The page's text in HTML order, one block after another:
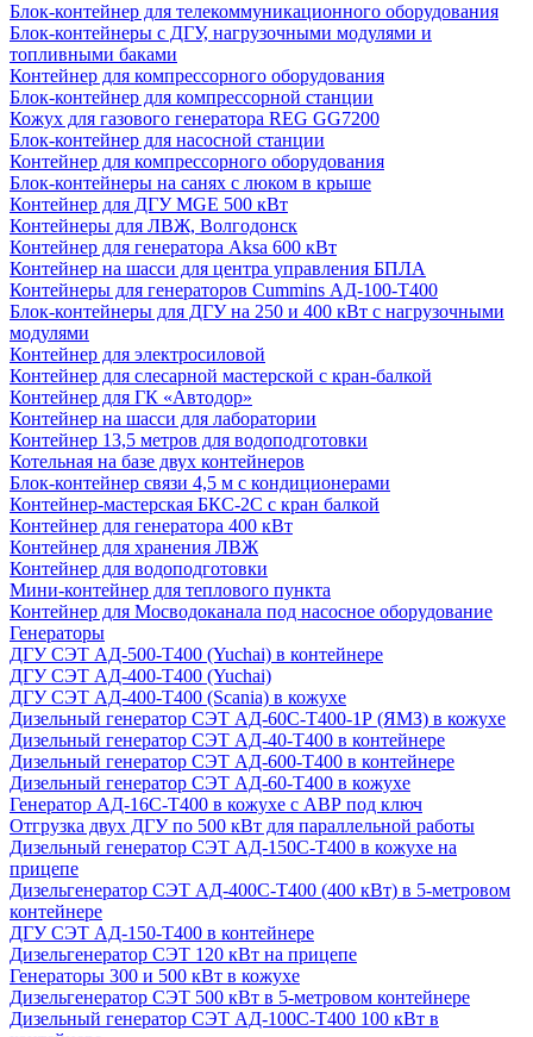
Блок-контейнер для телекоммуникационного оборудования
Блок-контейнеры с ДГУ, нагрузочными модулями и
топливными баками
Контейнер для компрессорного оборудования
Блок-контейнер для компрессорной станции
Кожух для газового генератора REG GG7200
Блок-контейнер для насосной станции
Контейнер для компрессорного оборудования
Блок-контейнеры на санях с люком в крыше
Контейнер для ДГУ MGE 500 кВт
Контейнеры для ЛВЖ, Волгодонск
Контейнер для генератора Aksa 600 кВт
Контейнер на шасси для центра управления БПЛА
Контейнеры для генераторов Cummins АД-100-Т400
Блок-контейнеры для ДГУ на 250 и 400 кВт с нагрузочными
модулями
Контейнер для электросиловой
Контейнер для слесарной мастерской с кран-балкой
Контейнер для ГК «Автодор»
Контейнер на шасси для лаборатории
Контейнер 13,5 метров для водоподготовки
Котельная на базе двух контейнеров
Блок-контейнер связи 4,5 м с кондиционерами
Контейнер-мастерская БКС-2С с кран балкой
Контейнер для генератора 400 кВт
Контейнер для хранения ЛВЖ
Контейнер для водоподготовки
Мини-контейнер для теплового пункта
Контейнер для Мосводоканала под насосное оборудование
Генераторы
ДГУ СЭТ АД-500-Т400 (Yuchai) в контейнере
ДГУ СЭТ АД-400-Т400 (Yuchai)
ДГУ СЭТ АД-400-Т400 (Scania) в кожухе
Дизельный генератор СЭТ АД-60С-Т400-1Р (ЯМЗ) в кожухе
Дизельный генератор СЭТ АД-40-Т400 в контейнере
Дизельный генератор СЭТ АД-600-Т400 в контейнере
Дизельный генератор СЭТ АД-60-Т400 в кожухе
Генератор АД-16С-Т400 в кожухе с АВР под ключ
Отгрузка двух ДГУ по 500 кВт для параллельной работы
Дизельный генератор СЭТ АД-150С-Т400 в кожухе на
прицепе
Дизельгенератор СЭТ АД-400С-Т400 (400 кВт) в 5-метровом
контейнере
ДГУ СЭТ АД-150-Т400 в контейнере
Дизельгенератор СЭТ 120 кВт на прицепе
Генераторы 300 и 500 кВт в кожухе
Дизельгенератор СЭТ 500 кВт в 5-метровом контейнере
Дизельный генератор СЭТ АД-100С-Т400 100 кВт в